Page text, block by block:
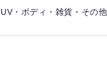
UV・ボディ・雑貨・その他